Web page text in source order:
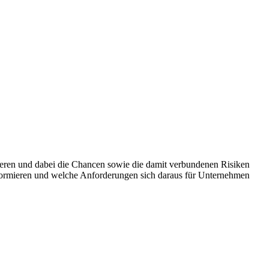
und dabei die Chancen sowie die damit verbundenen Risiken
und welche Anforderungen sich daraus für Unternehmen